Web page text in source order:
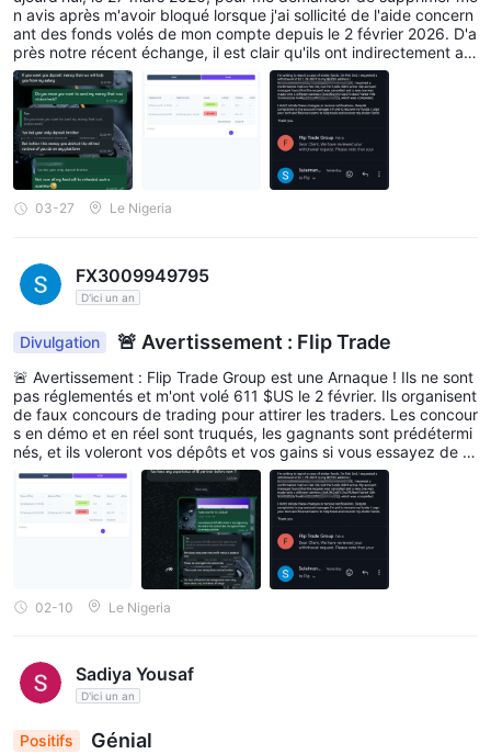
n avis après m'avoir bloqué lorsque j'ai sollicité de l'aide concern
ant des fonds volés de mon compte depuis le 2 février 2026. D'a
près notre récent échange, il est clair qu'ils ont indirectement ad
mis que leur plateforme n'est pas sécurisée, car des personnes n
on autorisées ont pu accéder à mon compte et retirer mes fond
s. Ils proposent maintenant de me rembourser uniquement mon
dépôt initial, alors que j'insiste pour que tous mes fonds volés soi
ent intégralement restitués avant que je n'envisage de supprime
r mon avis. Restez en sécurité ✌️
03-27 Le Nigeria
FX3009949795
D'ici un an
Divulgation 🚨 Avertissement : Flip Trade
🚨 Avertissement : Flip Trade Group est une Arnaque ! Ils ne sont
pas réglementés et m'ont volé 611 $US le 2 février. Ils organisent
de faux concours de trading pour attirer les traders. Les concour
s en démo et en réel sont truqués, les gagnants sont prédétermi
nés, et ils voleront vos dépôts et vos gains si vous essayez de re
tirer. Ne tombez pas victime comme moi 🙅‍♂️.
02-10 Le Nigeria
Sadiya Yousaf
D'ici un an
Positifs Génial